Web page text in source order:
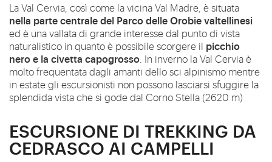
La Val Cervia, così come la vicina Val Madre, è situata
nella parte centrale del Parco delle Orobie valtellinesi
ed è una vallata di grande interesse dal punto di vista
naturalistico in quanto è possibile scorgere il picchio
nero e la civetta capogrosso . In inverno la Val Cervia è
molto frequentata dagli amanti dello sci alpinismo mentre
in estate gli escursionisti non possono lasciarsi sfuggire la
splendida vista che si gode dal Corno Stella (2620 m)
ESCURSIONE DI TREKKING DA
CEDRASCO AI CAMPELLI